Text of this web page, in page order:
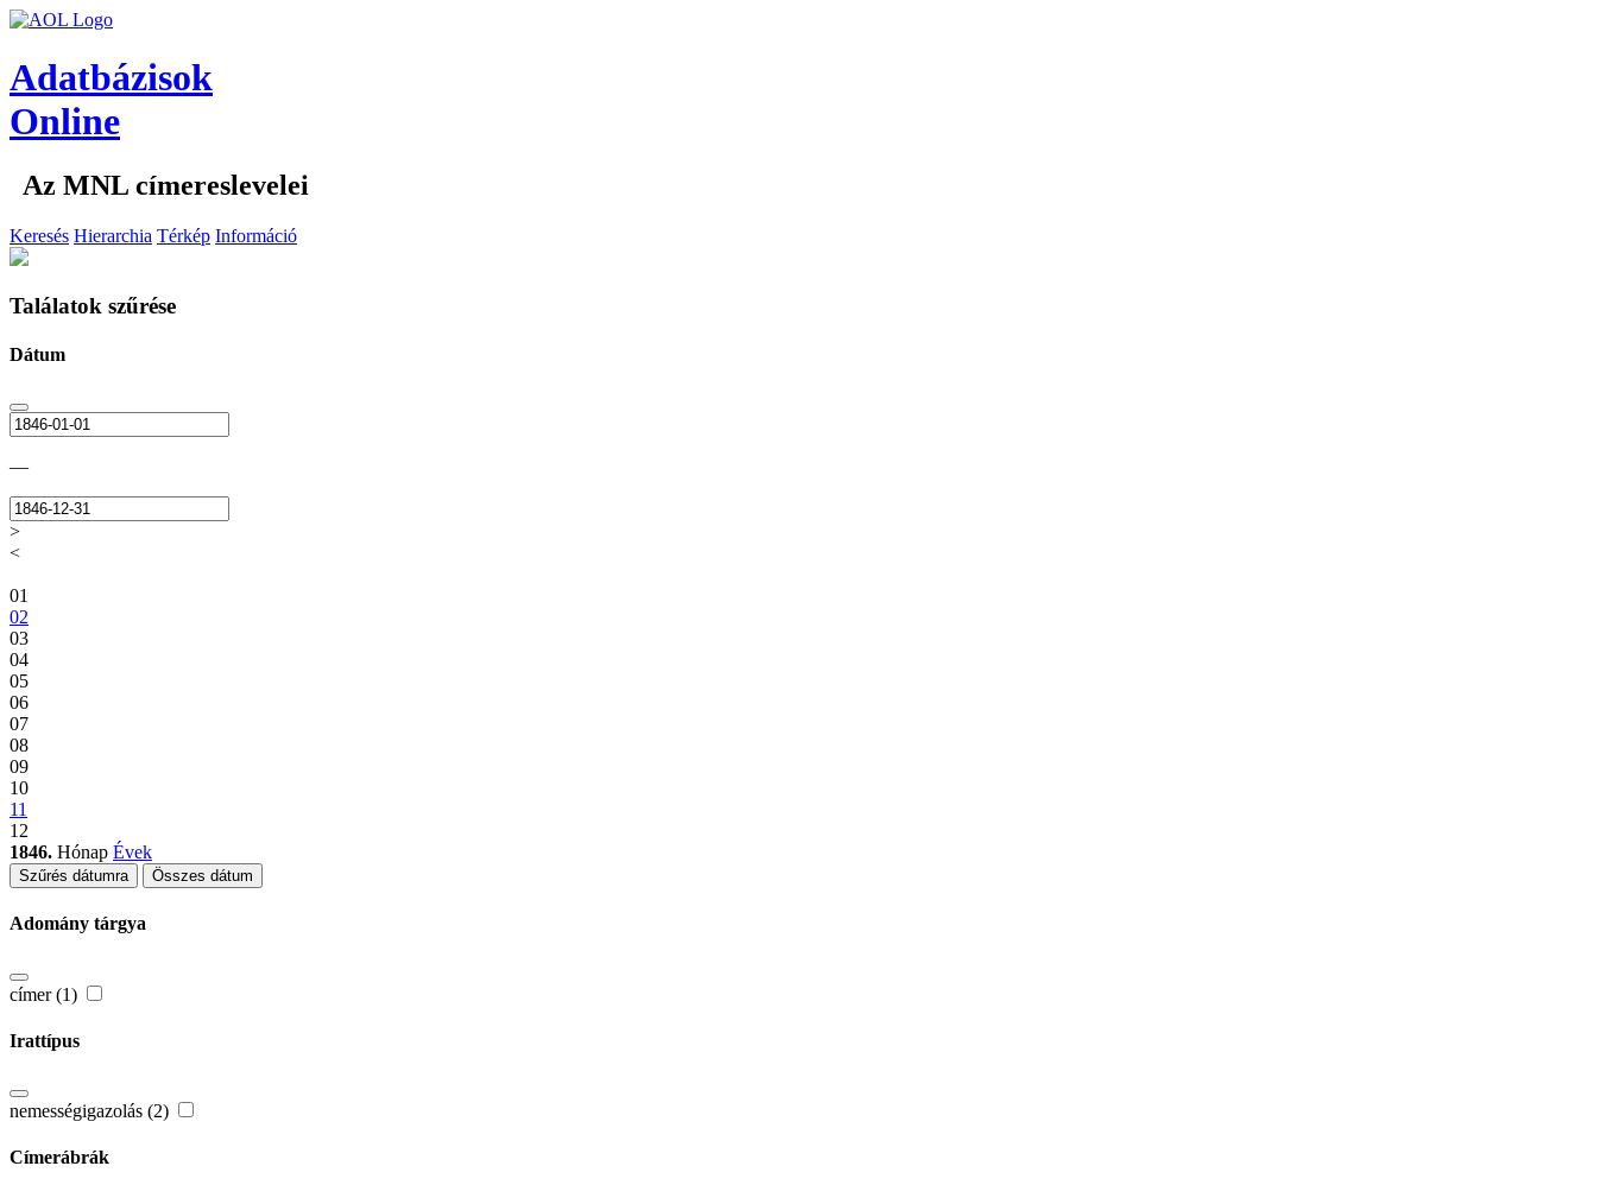
Adatbázisok
Online
Az MNL címereslevelei
Keresés Hierarchia Térkép Információ
Találatok szűrése
Dátum
—
>
<
01
02
03
04
05
06
07
08
09
10
11
12
1846. Hónap Évek
Szűrés dátumra Összes dátum
Adomány tárgya
címer (1)
Irattípus
nemességigazolás (2)
Címerábrák